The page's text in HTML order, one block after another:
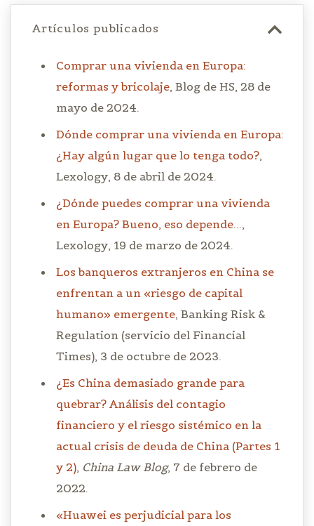
Artículos publicados
Comprar una vivienda en Europa:
reformas y bricolaje, Blog de HS, 28 de
mayo de 2024.
Dónde comprar una vivienda en Europa:
¿Hay algún lugar que lo tenga todo?,
Lexology, 8 de abril de 2024.
¿Dónde puedes comprar una vivienda
en Europa? Bueno, eso depende...,
Lexology, 19 de marzo de 2024.
Los banqueros extranjeros en China se
enfrentan a un «riesgo de capital
humano» emergente, Banking Risk &
Regulation (servicio del Financial
Times), 3 de octubre de 2023.
¿Es China demasiado grande para
quebrar? Análisis del contagio
financiero y el riesgo sistémico en la
actual crisis de deuda de China (Partes 1
y 2), China Law Blog, 7 de febrero de
2022.
«Huawei es perjudicial para los